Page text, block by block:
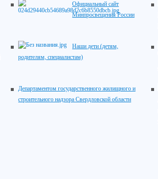
Официальный сайт
Минпросвещения России
Наши дети (детям,
родителям, специалистам)
Департаментом государственного жилищного и
строительного надзора Свердловской области